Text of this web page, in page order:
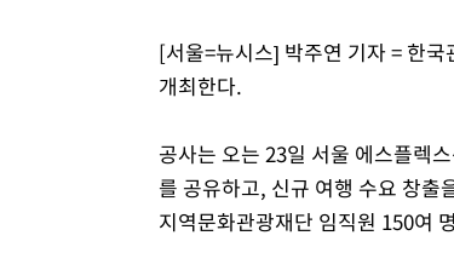
[서울=뉴시스] 박주연 기자 = 한
개최한다.
공사는 오는 23일 서울 에스플렉
를 공유하고, 신규 여행 수요 창출
지역문화관광재단 임직원 150여